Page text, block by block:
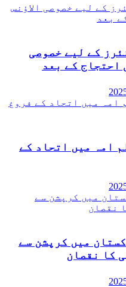
کے لیے خصوصی
احتجاج کے بعد
امہ میں اتحاد کے
میں کرپشن سے